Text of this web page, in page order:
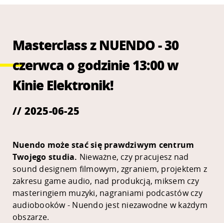
Masterclass z NUENDO - 30
czerwca o godzinie 13:00 w
Kinie Elektronik!
// 2025-06-25
Nuendo może stać się prawdziwym centrum
Twojego studia. Nieważne, czy pracujesz nad
sound designem filmowym, zgraniem, projektem z
zakresu game audio, nad produkcją, miksem czy
masteringiem muzyki, nagraniami podcastów czy
audiobooków - Nuendo jest niezawodne w każdym
obszarze.